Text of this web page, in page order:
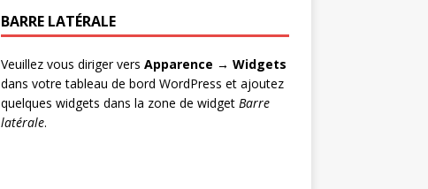
BARRE LATÉRALE
Veuillez vous diriger vers Apparence → Widgets
dans votre tableau de bord WordPress et ajoutez
quelques widgets dans la zone de widget Barre
latérale.